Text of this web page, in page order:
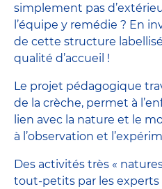
simplement pas
l’équipe y remédie ? En
de cette structure
qualité d’accueil !
Le projet pédagogique
de la crèche, permet à
lien avec la nature et le
à l’observation et
Des activités très «
tout-petits par les